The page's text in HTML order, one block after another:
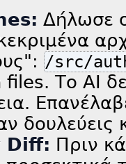
Δήλωσε
/src/
Το AI
δουλεύεις
Diff: Πριν